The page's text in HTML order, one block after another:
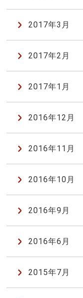
2017年3月
2017年2月
2017年1月
2016年12月
2016年11月
2016年10月
2016年9月
2016年6月
2015年7月